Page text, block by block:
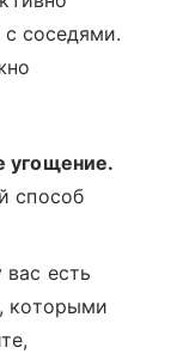
с соседями.
угощение.
способ
есть
которыми